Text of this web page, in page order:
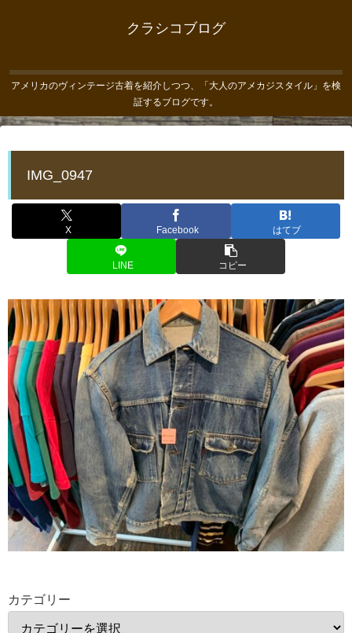
クラシコブログ
アメリカのヴィンテージ古着を紹介しつつ、「大人のアメカジスタイル」を検
証するブログです。
IMG_0947
X Facebook はてブ
LINE コピー
カテゴリー